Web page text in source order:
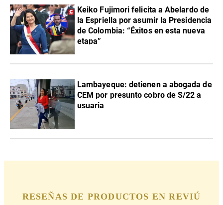
Keiko Fujimori felicita a Abelardo de
la Espriella por asumir la Presidencia
de Colombia: “Éxitos en esta nueva
etapa”
Lambayeque: detienen a abogada de
CEM por presunto cobro de S/22 a
usuaria